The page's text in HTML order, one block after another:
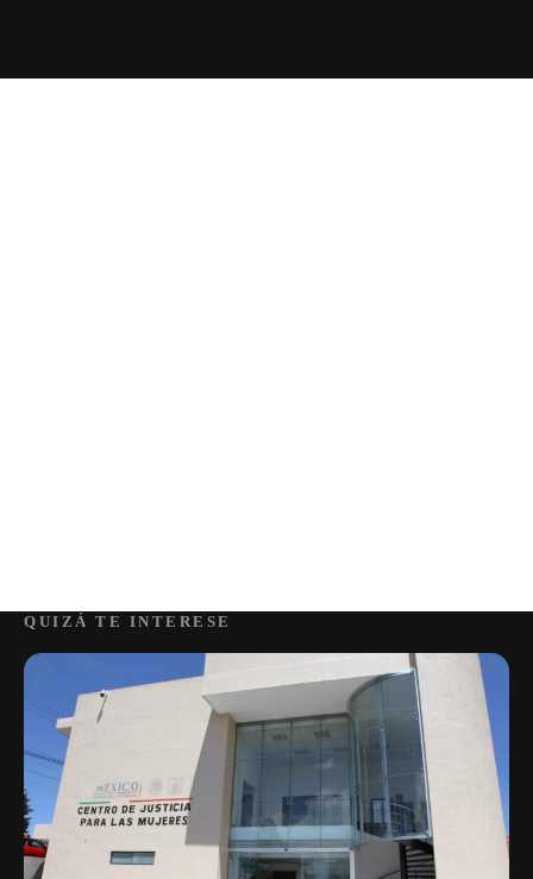
QUIZÁ TE INTERESE